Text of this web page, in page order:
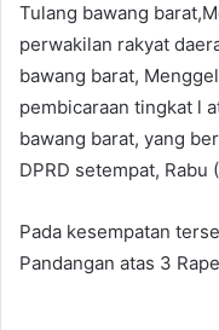
Tulang bawang
perwakilan rakyat
bawang barat,
pembicaraan tingkat l
bawang barat, yang
DPRD setempat, Rabu
Pada kesempatan
Pandangan atas 3